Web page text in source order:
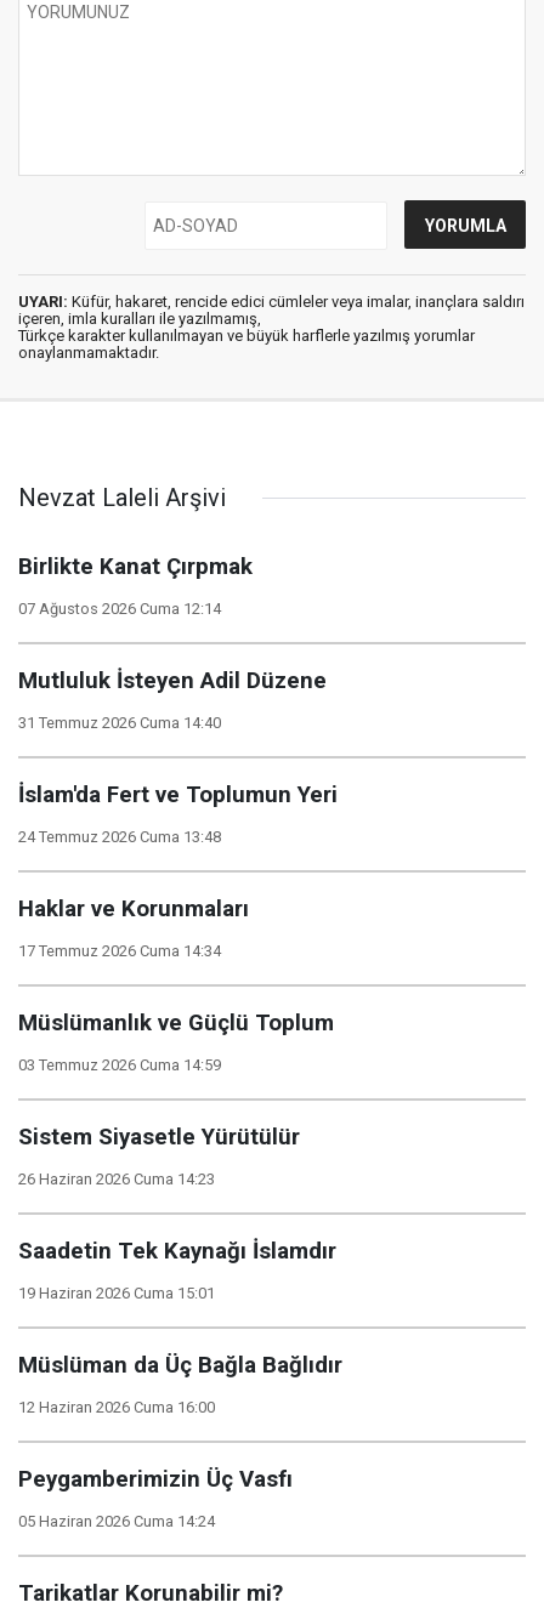
UYARI: Küfür, hakaret, rencide edici cümleler veya imalar, inançlara saldırı
içeren, imla kuralları ile yazılmamış,
Türkçe karakter kullanılmayan ve büyük harflerle yazılmış yorumlar
onaylanmamaktadır.
Nevzat Laleli Arşivi
Birlikte Kanat Çırpmak
07 Ağustos 2026 Cuma 12:14
Mutluluk İsteyen Adil Düzene
31 Temmuz 2026 Cuma 14:40
İslam'da Fert ve Toplumun Yeri
24 Temmuz 2026 Cuma 13:48
Haklar ve Korunmaları
17 Temmuz 2026 Cuma 14:34
Müslümanlık ve Güçlü Toplum
03 Temmuz 2026 Cuma 14:59
Sistem Siyasetle Yürütülür
26 Haziran 2026 Cuma 14:23
Saadetin Tek Kaynağı İslamdır
19 Haziran 2026 Cuma 15:01
Müslüman da Üç Bağla Bağlıdır
12 Haziran 2026 Cuma 16:00
Peygamberimizin Üç Vasfı
05 Haziran 2026 Cuma 14:24
Tarikatlar Korunabilir mi?